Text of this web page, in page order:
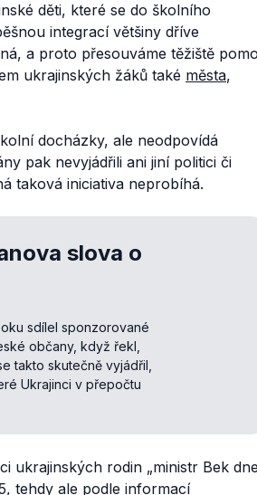
děti, které se do školního
integrací většiny dříve
a proto přesouváme těžiště
ukrajinských žáků také města,
docházky, ale neodpovídá
pak nevyjádřili ani jiní politici či
taková iniciativa neprobíhá.
slova o
sdílel sponzorované
občany, když řekl,
takto skutečně vyjádřil,
Ukrajinci v přepočtu
ukrajinských rodin „ministr Bek
tehdy ale podle informací